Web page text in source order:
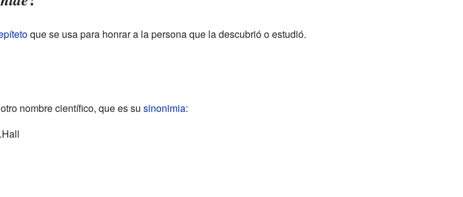
que se usa para honrar a la persona que la descubrió o estudió.
nombre científico, que es su sinonimia: